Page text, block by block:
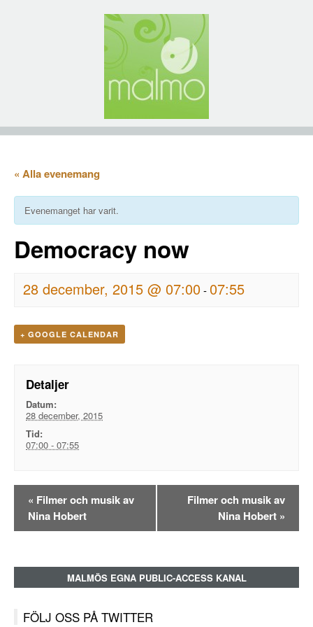
« Alla evenemang
Evenemanget har varit.
Democracy now
28 december, 2015 @ 07:00-07:55
+ GOOGLE CALENDAR
Detaljer
Datum:
28 december, 2015
Tid:
07:00 - 07:55
Evenemangsnavigation
« Filmer och musik av
Nina Hobert
Filmer och musik av
Nina Hobert »
MALMÖS EGNA PUBLIC-ACCESS KANAL
FÖLJ OSS PÅ TWITTER